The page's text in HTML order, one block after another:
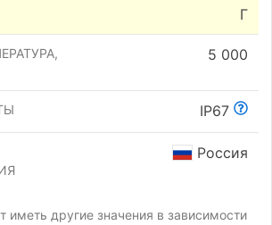
Г
5 000
IP67
Россия
иметь другие значения в зависимости